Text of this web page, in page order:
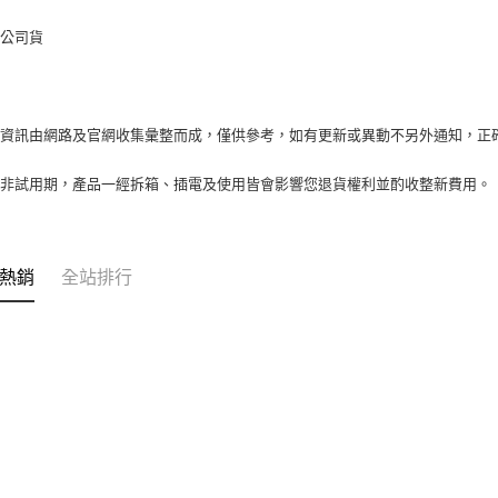
司貨
訊由網路及官網收集彙整而成，僅供參考，如有更新或異動不另外通知，正
試用期，產品一經拆箱、插電及使用皆會影響您退貨權利並酌收整新費用。
銷 全站排行